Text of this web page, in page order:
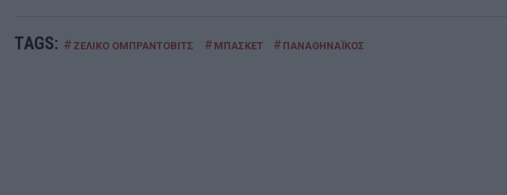
TAGS: # ΖΕΛΙΚΟ ΟΜΠΡΑΝΤΟΒΙΤΣ # ΜΠΑΣΚΕΤ # ΠΑΝΑΘΗΝΑΪΚΟΣ